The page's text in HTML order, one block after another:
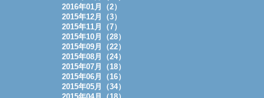
2016年01月（2）
2015年12月（3）
2015年11月（7）
2015年10月（28）
2015年09月（22）
2015年08月（24）
2015年07月（18）
2015年06月（16）
2015年05月（34）